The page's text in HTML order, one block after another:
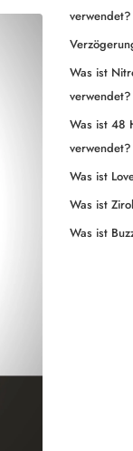
verwendet?
Was ist
verwendet?
Was ist 48
verwendet?
Was ist
Was ist
Was ist